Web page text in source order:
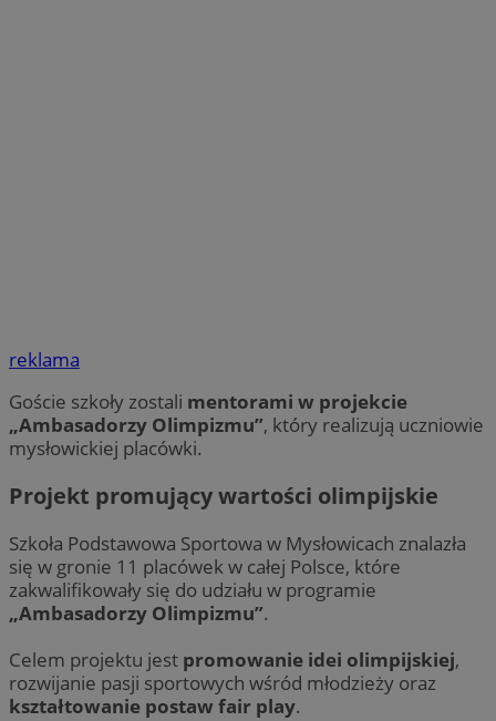
reklama
Goście szkoły zostali mentorami w projekcie
„Ambasadorzy Olimpizmu”, który realizują uczniowie
mysłowickiej placówki.
Projekt promujący wartości olimpijskie
Szkoła Podstawowa Sportowa w Mysłowicach znalazła
się w gronie 11 placówek w całej Polsce, które
zakwalifikowały się do udziału w programie
„Ambasadorzy Olimpizmu”.
Celem projektu jest promowanie idei olimpijskiej,
rozwijanie pasji sportowych wśród młodzieży oraz
kształtowanie postaw fair play.